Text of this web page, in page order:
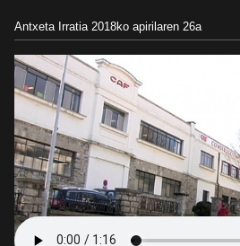
Antxeta Irratia 2018ko apirilaren 26a